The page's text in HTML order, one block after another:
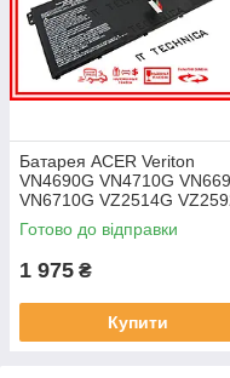
Батарея ACER Veriton
VN4690G VN4710G
VN6710G VZ2514G
VZ2594G 11.25V 4471mAh
ОРИГІНАЛ
Готово до відправки
1 975 ₴
Купити